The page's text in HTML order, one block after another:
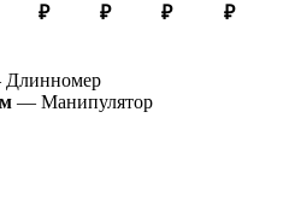
₽
₽
₽
₽
— Манипулятор